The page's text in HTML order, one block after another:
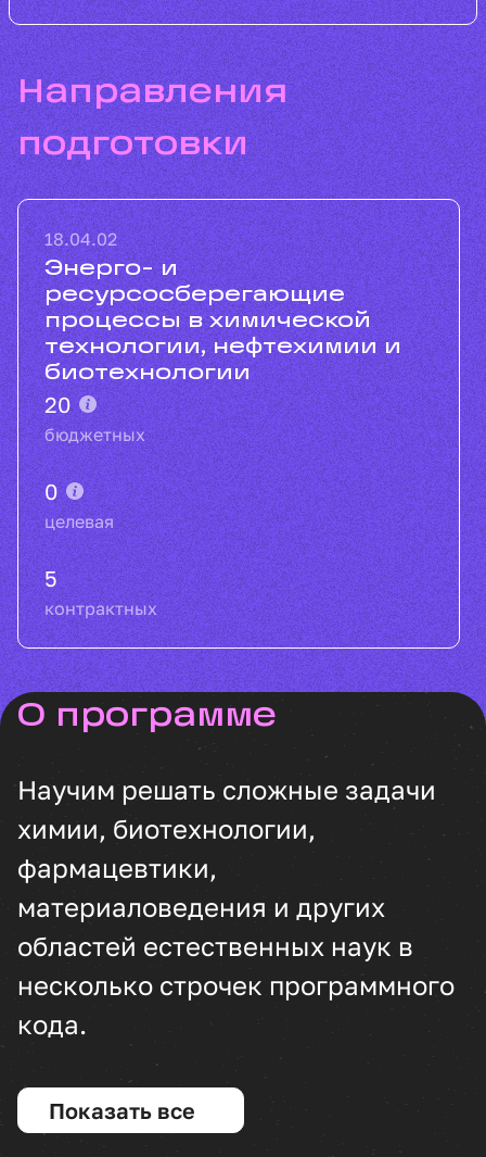
направления
подготовки
18.04.02
Энерго- и
ресурсосберегающие
процессы в химической
технологии, нефтехимии и
биотехнологии
20
бюджетных
0
целевая
5
контрактных
о программе
Научим решать сложные задачи
химии, биотехнологии,
фармацевтики,
материаловедения и других
областей естественных наук в
несколько строчек программного
кода.
Показать все